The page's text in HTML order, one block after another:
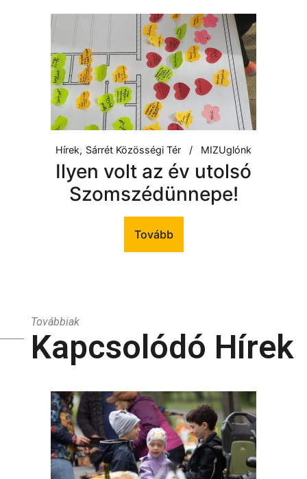
Hírek Sárrét Közösségi Tér MIZUglónk
Ilyen volt az év utolsó
Szomszédünnepe!
Tovább
Továbbiak
Kapcsolódó Hírek